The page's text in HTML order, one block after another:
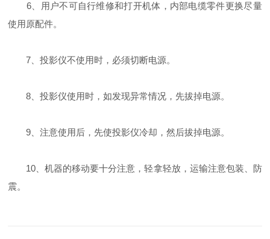
6、用户不可自行维修和打开机体，内部电缆零件更换尽量
使用原配件。
7、投影仪不使用时，必须切断电源。
8、投影仪使用时，如发现异常情况，先拔掉电源。
9、注意使用后，先使投影仪冷却，然后拔掉电源。
10、机器的移动要十分注意，轻拿轻放，运输注意包装、防
震。